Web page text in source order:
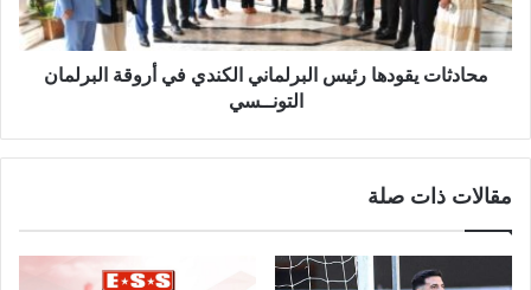
محادثات يقودها رئيس البرلماني الكندي في أروقة البرلمان
التونــسي
مقالات ذات صلة